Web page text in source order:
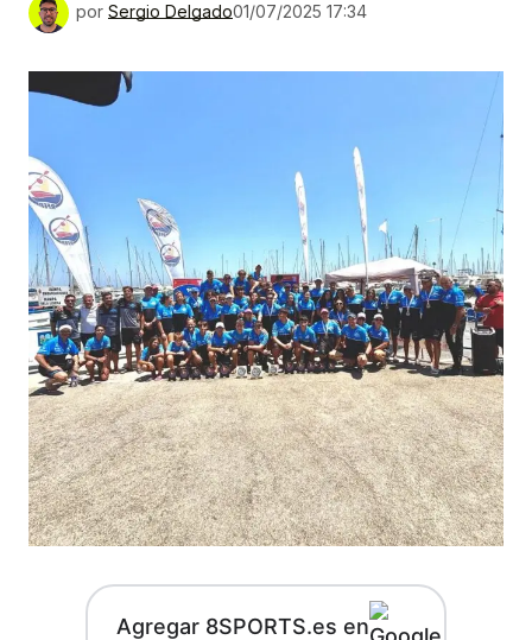
por Sergio Delgado01/07/2025 17:34
Agregar 8SPORTS.es en